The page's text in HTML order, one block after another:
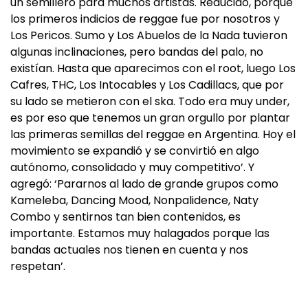
los primeros indicios de reggae fue por nosotros y
Los Pericos. Sumo y Los Abuelos de la Nada tuvieron
algunas inclinaciones, pero bandas del palo, no
existían. Hasta que aparecimos con el root, luego Los
Cafres, THC, Los Intocables y Los Cadillacs, que por
su lado se metieron con el ska. Todo era muy under,
es por eso que tenemos un gran orgullo por plantar
las primeras semillas del reggae en Argentina. Hoy el
movimiento se expandió y se convirtió en algo
autónomo, consolidado y muy competitivo’. Y
agregó: ‘Pararnos al lado de grande grupos como
Kameleba, Dancing Mood, Nonpalidence, Naty
Combo y sentirnos tan bien contenidos, es
importante. Estamos muy halagados porque las
bandas actuales nos tienen en cuenta y nos
respetan’.